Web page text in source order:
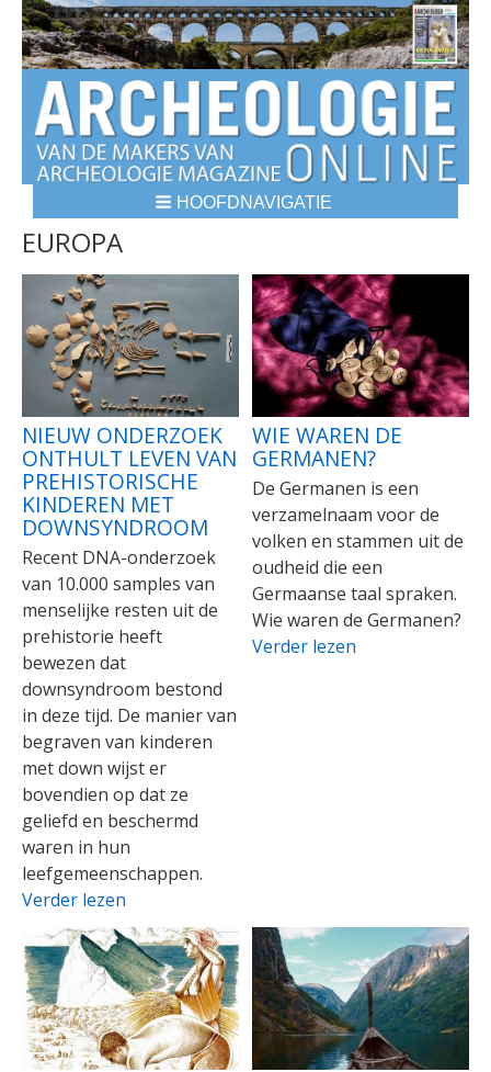
HOOFDNAVIGATIE
BREADCRUMBS
EUROPA
NIEUW ONDERZOEK
ONTHULT LEVEN VAN
PREHISTORISCHE
KINDEREN MET
DOWNSYNDROOM
Recent DNA-onderzoek
van 10.000 samples van
menselijke resten uit de
prehistorie heeft
bewezen dat
downsyndroom bestond
in deze tijd. De manier van
begraven van kinderen
met down wijst er
bovendien op dat ze
geliefd en beschermd
waren in hun
leefgemeenschappen.
Verder lezen
WIE WAREN DE
GERMANEN?
De Germanen is een
verzamelnaam voor de
volken en stammen uit de
oudheid die een
Germaanse taal spraken.
Wie waren de Germanen?
Verder lezen